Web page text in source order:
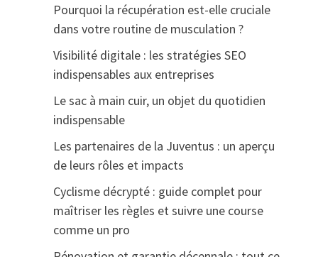
Pourquoi la récupération est-elle cruciale
dans votre routine de musculation ?
Visibilité digitale : les stratégies SEO
indispensables aux entreprises
Le sac à main cuir, un objet du quotidien
indispensable
Les partenaires de la Juventus : un aperçu
de leurs rôles et impacts
Cyclisme décrypté : guide complet pour
maîtriser les règles et suivre une course
comme un pro